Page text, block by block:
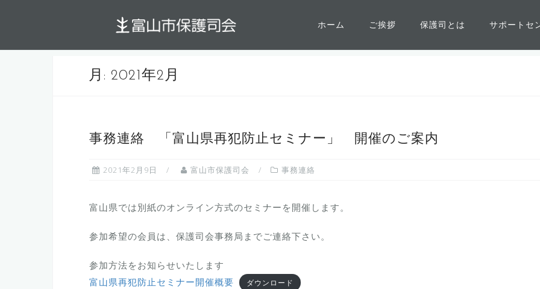
ホーム ご挨拶 保護司とは サポートセ
月: 2021年2月
事務連絡 「富山県再犯防止セミナー」 開催のご案内
2021年2月9日 富山市保護司会 事務連絡
富山県では別紙のオンライン方式のセミナーを開催します。
参加希望の会員は、保護司会事務局までご連絡下さい。
参加方法をお知らせいたします
富山県再犯防止セミナー開催概要
ダウンロード